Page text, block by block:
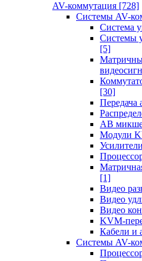
AV-коммутация [728]
Системы AV-
Система
Системы
[5]
[30]
Передача
АВ
Модули
[1]
Видео
Видео
Видео
KVM-
Кабели и
Системы AV-